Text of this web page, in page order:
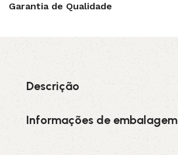
Garantia de Qualidade
Descrição
Informações de embalagem